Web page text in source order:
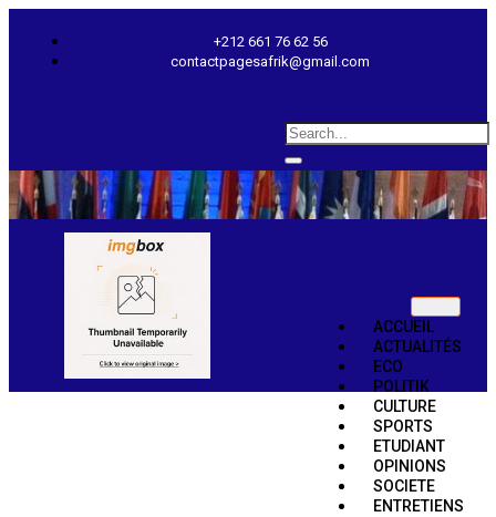
+212 661 76 62 56
contactpagesafrik@gmail.com
ACCUEIL
ACTUALITÉS
ECO
POLITIK
CULTURE
SPORTS
ETUDIANT
OPINIONS
SOCIETE
ENTRETIENS